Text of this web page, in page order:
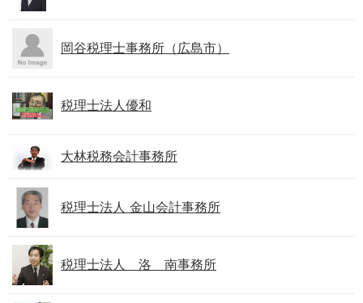
岡谷税理士事務所（広島市）
税理士法人優和
大林税務会計事務所
税理士法人 金山会計事務所
税理士法人 洛 南事務所